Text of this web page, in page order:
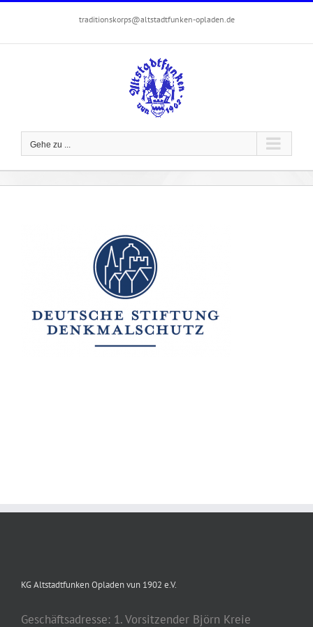
springen
traditionskorps@altstadtfunken-opladen.de
Gehe zu ...
KG Altstadtfunken Opladen vun 1902 e.V.
Geschäftsadresse: 1. Vorsitzender Björn Kreie